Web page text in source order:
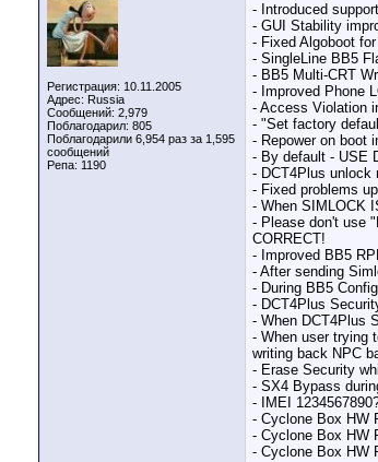
Регистрация: 10.11.2005
Адрес: Russia
Сообщений: 2,979
Поблагодарил: 805
Поблагодарили 6,954 раз за 1,595
сообщений
Репа: 1190
- Introduced
- GUI Stability
- Fixed Algoboot
- SingleLine BB5
- BB5 Multi-CRT
- Improved Phone
- Access Violation
- "Set factory
- Repower on boot
- By default - USE
- DCT4Plus unlock
- Fixed problems
- When SIMLOCK
- Please don't use
CORRECT!
- Improved BB5
- After sending
- During BB5
- DCT4Plus
- When DCT4Plus
- When user trying
writing back NPC
- Erase Security
- SX4 Bypass
- IMEI
- Cyclone Box HW
- Cyclone Box HW
- Cyclone Box HW